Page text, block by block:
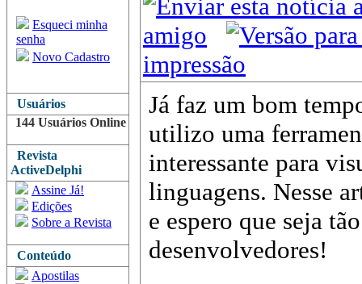
Esqueci minha
senha
Novo Cadastro
Usuários
144 Usuários Online
Revista
ActiveDelphi
Assine Já!
Edições
Sobre a Revista
Conteúdo
Apostilas
amigo
impressão
Já faz um bom
utilizo uma
interessante para
linguagens. Nesse
e espero que seja
desenvolvedores!